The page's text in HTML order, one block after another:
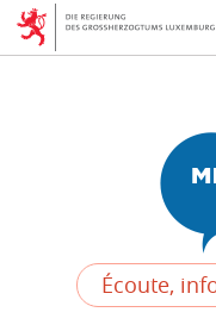
Zur
Navigation
Zum
Inhalt
Écoute,